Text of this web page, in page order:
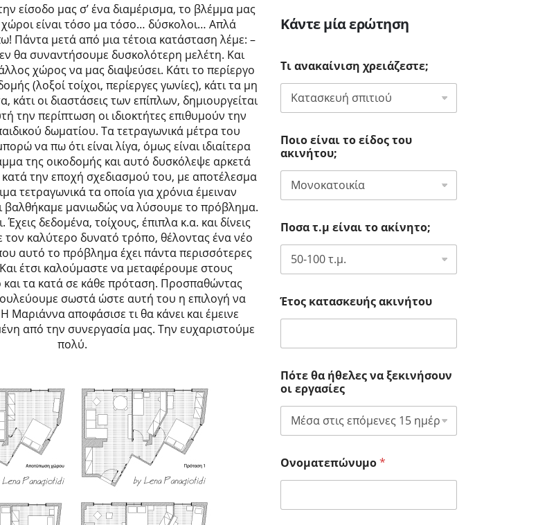
είσοδο μας σ’ ένα διαμέρισμα, το βλέμμα μας
χώροι είναι τόσο μα τόσο… δύσκολοι… Απλά
Πάντα μετά από μια τέτοια κατάσταση λέμε: –
θα συναντήσουμε δυσκολότερη μελέτη. Και
χώρος να μας διαψεύσει. Κάτι το περίεργο
(λοξοί τοίχοι, περίεργες γωνίες), κάτι τα μη
κάτι οι διαστάσεις των επίπλων, δημιουργείται
την περίπτωση οι ιδιοκτήτες επιθυμούν την
δωματίου. Τα τετραγωνικά μέτρα του
να πω ότι είναι λίγα, όμως είναι ιδιαίτερα
της οικοδομής και αυτό δυσκόλεψε αρκετά
την εποχή σχεδιασμού του, με αποτέλεσμα
τετραγωνικά τα οποία για χρόνια έμειναν
βαλθήκαμε μανιωδώς να λύσουμε το πρόβλημα.
δεδομένα, τοίχους, έπιπλα κ.α. και δίνεις
τον καλύτερο δυνατό τρόπο, θέλοντας ένα νέο
αυτό το πρόβλημα έχει πάντα περισσότερες
έτσι καλούμαστε να μεταφέρουμε στους
και τα κατά σε κάθε πρόταση. Προσπαθώντας
σωστά ώστε αυτή του η επιλογή να
Μαριάννα αποφάσισε τι θα κάνει και έμεινε
από την συνεργασία μας. Την ευχαριστούμε
πολύ.
Κάντε μία ερώτηση
Τι ανακαίνιση χρειάζεστε;
Ποιο είναι το είδος του
ακινήτου;
Ποσα τ.μ είναι το ακίνητο;
Έτος κατασκευής ακινήτου
Πότε θα ήθελες να ξεκινήσουν
οι εργασίες
Ονοματεπώνυμο*